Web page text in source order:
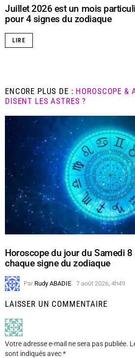
Juillet 2026 est un mois
pour 4 signes du zodiaque
LIRE
ENCORE PLUS DE : HOROSCOPE &
DISENT LES ASTRES ?
Horoscope du jour du Samedi
chaque signe du zodiaque
Par Rudy ABADIE 7 août 2026, 4h49
LAISSER UN COMMENTAIRE
Votre adresse e-mail ne sera pas publiée.
sont indiqués avec*